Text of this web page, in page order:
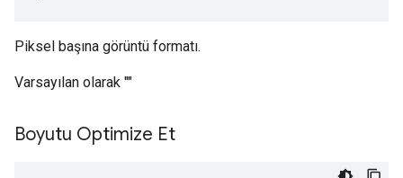
Piksel başına görüntü formatı.
Varsayılan olarak ""
Boyutu Optimize Et